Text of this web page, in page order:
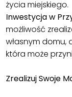
życia miejskiego.
Inwestycja w
możliwość
własnym domu,
która może
Zrealizuj Swoje